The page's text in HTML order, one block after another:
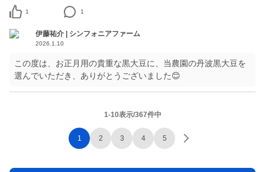
1 1
伊藤祐介 | シンフォニアファーム
2026.1.10
この度は、お正月用の貴重な黒大豆に、当農園の丹波黒大豆を
選んでいただき、ありがとうございました😊
1-10表示/367件中
1 2 3 4 5